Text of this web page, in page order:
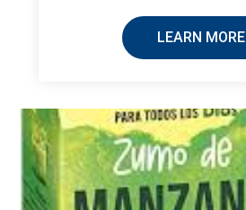
LEARN MORE